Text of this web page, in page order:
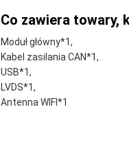
Co zawiera towary,
Moduł główny*1,
Kabel zasilania CAN*1,
USB*1,
LVDS*1,
Antenna WIFI*1